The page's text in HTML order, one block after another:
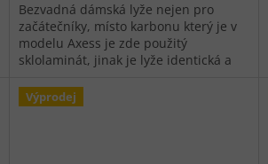
Bezvadná dámská lyže nejen pro
začátečníky, místo karbonu který je v
modelu Axess je zde použitý
sklolaminát, jinak je lyže identická a
Výprodej